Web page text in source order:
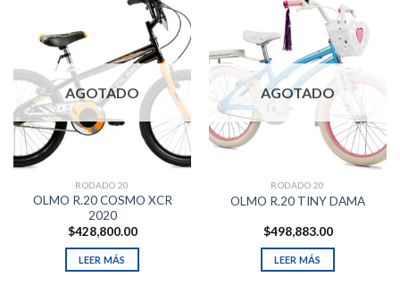
AGOTADO
RODADO 20
OLMO R.20 COSMO XCR
2020
$428,800.00
LEER MÁS
AGOTADO
RODADO 20
OLMO R.20 TINY DAMA
$498,883.00
LEER MÁS